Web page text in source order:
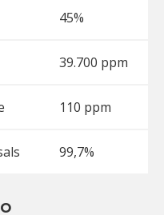
45%
39.700 ppm
110 ppm
99,7%